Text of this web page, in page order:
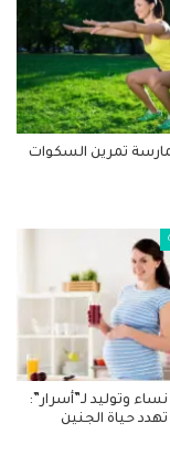
وتوليد لـ”أسرار”:
حياة الجنين